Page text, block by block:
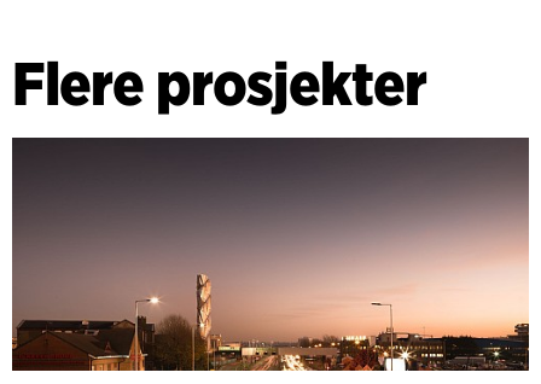
Flere prosjekter